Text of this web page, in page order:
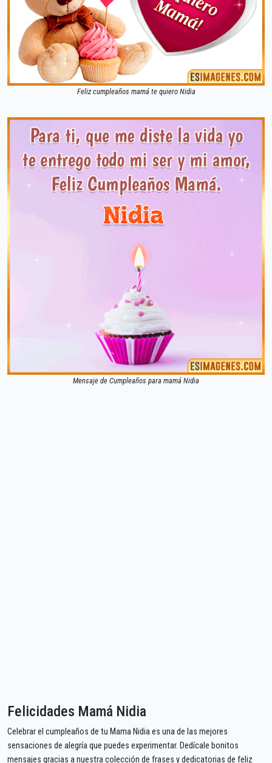
Feliz cumpleaños mamá te quiero Nidia
Mensaje de Cumpleaños para mamá Nidia
Felicidades Mamá Nidia
Celebrar el cumpleaños de tu Mama Nidia es una de las mejores
sensaciones de alegría que puedes experimentar. Dedícale bonitos
mensajes gracias a nuestra colección de frases y dedicatorias de feliz